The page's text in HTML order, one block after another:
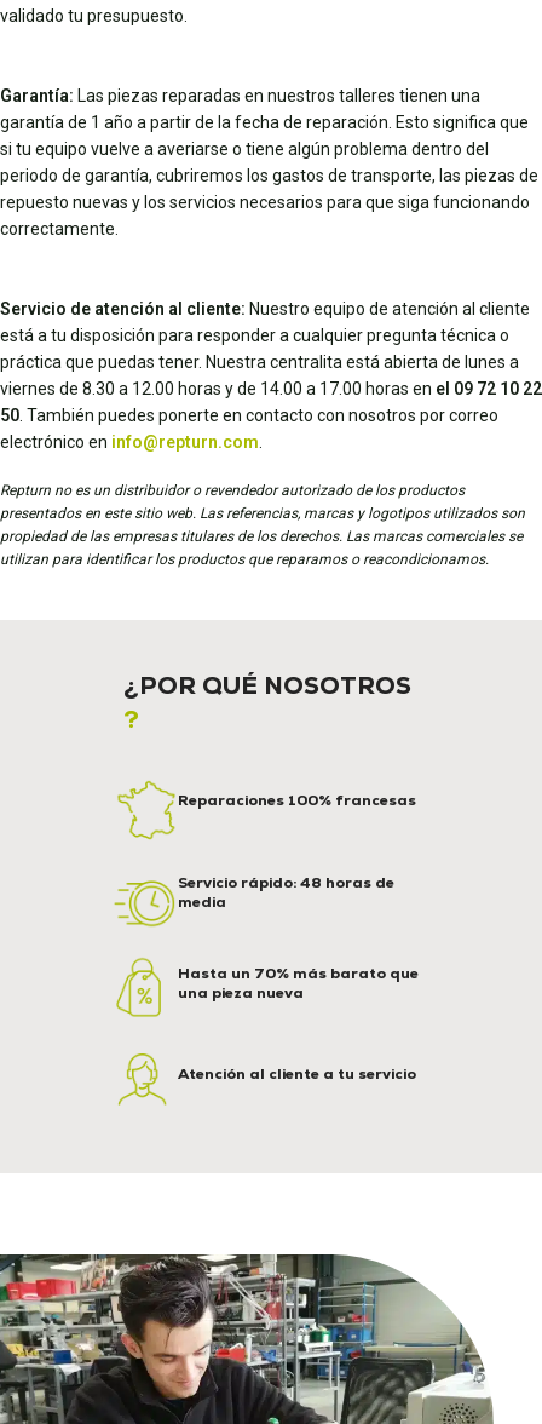
validado tu presupuesto.
Garantía: Las piezas reparadas en nuestros talleres tienen una
garantía de 1 año a partir de la fecha de reparación. Esto significa que
si tu equipo vuelve a averiarse o tiene algún problema dentro del
periodo de garantía, cubriremos los gastos de transporte, las piezas de
repuesto nuevas y los servicios necesarios para que siga funcionando
correctamente.
Servicio de atención al cliente: Nuestro equipo de atención al cliente
está a tu disposición para responder a cualquier pregunta técnica o
práctica que puedas tener. Nuestra centralita está abierta de lunes a
viernes de 8.30 a 12.00 horas y de 14.00 a 17.00 horas en el 09 72 10 22
50 . También puedes ponerte en contacto con nosotros por correo
electrónico en info@repturn.com
Repturn no es un distribuidor o revendedor autorizado de los productos
presentados en este sitio web. Las referencias, marcas y logotipos utilizados son
propiedad de las empresas titulares de los derechos. Las marcas comerciales se
utilizan para identificar los productos que reparamos o reacondicionamos.
¿POR QUÉ NOSOTROS
?
Reparaciones 100% francesas
Servicio rápido: 48 horas de
media
Hasta un 70% más barato que
una pieza nueva
Atención al cliente a tu servicio